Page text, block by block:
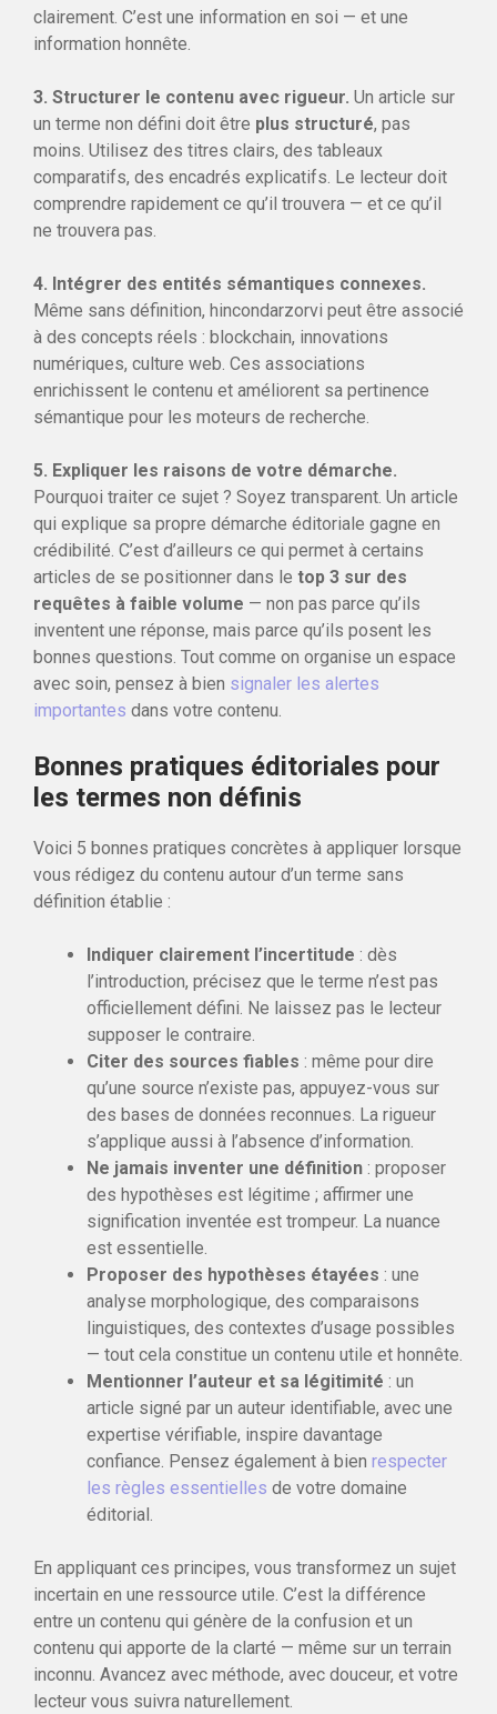
clairement. C’est une information en soi — et une
information honnête.
3. Structurer le contenu avec rigueur. Un article sur
un terme non défini doit être plus structuré, pas
moins. Utilisez des titres clairs, des tableaux
comparatifs, des encadrés explicatifs. Le lecteur doit
comprendre rapidement ce qu’il trouvera — et ce qu’il
ne trouvera pas.
4. Intégrer des entités sémantiques connexes.
Même sans définition, hincondarzorvi peut être associé
à des concepts réels : blockchain, innovations
numériques, culture web. Ces associations
enrichissent le contenu et améliorent sa pertinence
sémantique pour les moteurs de recherche.
5. Expliquer les raisons de votre démarche.
Pourquoi traiter ce sujet ? Soyez transparent. Un article
qui explique sa propre démarche éditoriale gagne en
crédibilité. C’est d’ailleurs ce qui permet à certains
articles de se positionner dans le top 3 sur des
requêtes à faible volume — non pas parce qu’ils
inventent une réponse, mais parce qu’ils posent les
bonnes questions. Tout comme on organise un espace
avec soin, pensez à bien signaler les alertes
importantes dans votre contenu.
Bonnes pratiques éditoriales pour
les termes non définis
Voici 5 bonnes pratiques concrètes à appliquer lorsque
vous rédigez du contenu autour d’un terme sans
définition établie :
Indiquer clairement l’incertitude : dès
l’introduction, précisez que le terme n’est pas
officiellement défini. Ne laissez pas le lecteur
supposer le contraire.
Citer des sources fiables : même pour dire
qu’une source n’existe pas, appuyez-vous sur
des bases de données reconnues. La rigueur
s’applique aussi à l’absence d’information.
Ne jamais inventer une définition : proposer
des hypothèses est légitime ; affirmer une
signification inventée est trompeur. La nuance
est essentielle.
Proposer des hypothèses étayées : une
analyse morphologique, des comparaisons
linguistiques, des contextes d’usage possibles
— tout cela constitue un contenu utile et honnête.
Mentionner l’auteur et sa légitimité : un
article signé par un auteur identifiable, avec une
expertise vérifiable, inspire davantage
confiance. Pensez également à bien respecter
les règles essentielles de votre domaine
éditorial.
En appliquant ces principes, vous transformez un sujet
incertain en une ressource utile. C’est la différence
entre un contenu qui génère de la confusion et un
contenu qui apporte de la clarté — même sur un terrain
inconnu. Avancez avec méthode, avec douceur, et votre
lecteur vous suivra naturellement.